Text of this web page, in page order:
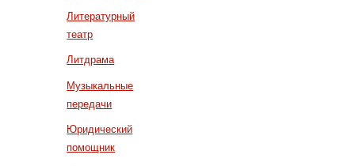
Литературный
театр
Литдрама
Музыкальные
передачи
Юридический
помощник